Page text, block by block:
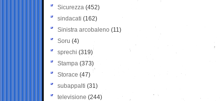
Sicurezza (452)
sindacati (162)
Sinistra arcobaleno (11)
Soru (4)
sprechi (319)
Stampa (373)
Storace (47)
subappalti (31)
televisione(244)